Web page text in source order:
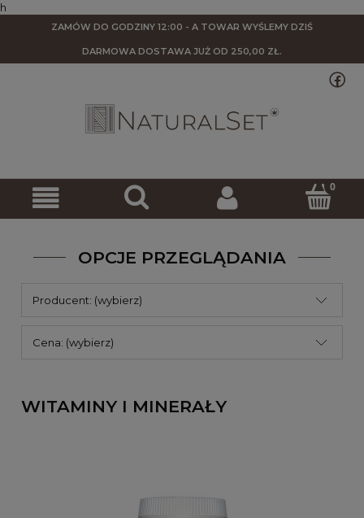
h
ZAMÓW DO GODZINY 12:00 - A TOWAR WYŚLEMY DZIŚ
DARMOWA DOSTAWA JUŻ OD 250,00 ZŁ.
OPCJE PRZEGLĄDANIA
Producent: (wybierz)
Cena: (wybierz)
WITAMINY I MINERAŁY